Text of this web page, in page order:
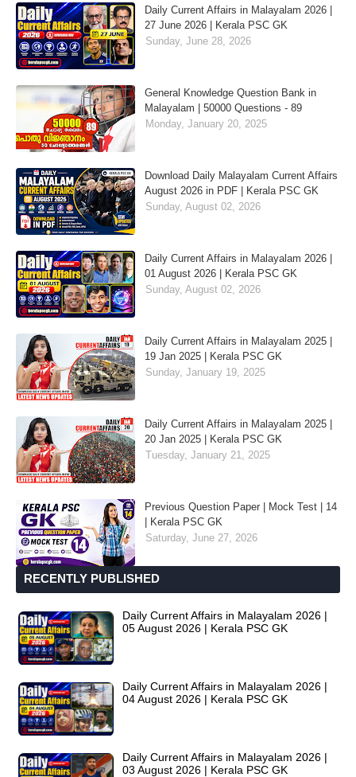
Daily Current Affairs in Malayalam 2026 |
27 June 2026 | Kerala PSC GK
Sunday, June 28, 2026
General Knowledge Question Bank in
Malayalam | 50000 Questions - 89
Monday, January 20, 2025
Download Daily Malayalam Current Affairs
August 2026 in PDF | Kerala PSC GK
Sunday, August 02, 2026
Daily Current Affairs in Malayalam 2026 |
01 August 2026 | Kerala PSC GK
Sunday, August 02, 2026
Daily Current Affairs in Malayalam 2025 |
19 Jan 2025 | Kerala PSC GK
Sunday, January 19, 2025
Daily Current Affairs in Malayalam 2025 |
20 Jan 2025 | Kerala PSC GK
Tuesday, January 21, 2025
Previous Question Paper | Mock Test | 14
| Kerala PSC GK
Saturday, June 27, 2026
RECENTLY PUBLISHED
Daily Current Affairs in Malayalam 2026 |
05 August 2026 | Kerala PSC GK
Daily Current Affairs in Malayalam 2026 |
04 August 2026 | Kerala PSC GK
Daily Current Affairs in Malayalam 2026 |
03 August 2026 | Kerala PSC GK